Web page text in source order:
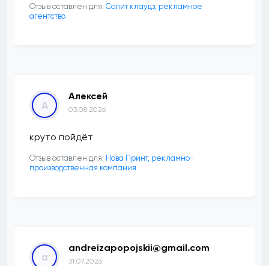
Отзыв оставлен для: Солит клаудз, рекламное
агентство
А
Алексей
03.08.2026
круто пойдёт
Отзыв оставлен для: Нова Принт, рекламно-
производственная компания
a
andreizapopojskii@gmail.com
31.07.2026